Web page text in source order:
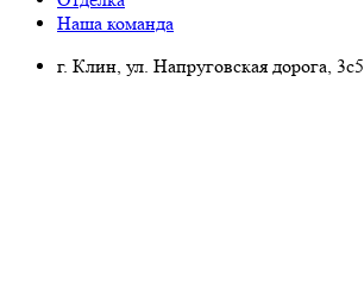
Наша команда
г. Клин, ул. Напруговская дорога, 3с5